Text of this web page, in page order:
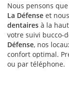
Nous pensons
La Défense et
dentaires à la
votre suivi bucco-
Défense, nos
confort optimal.
ou par téléphone.